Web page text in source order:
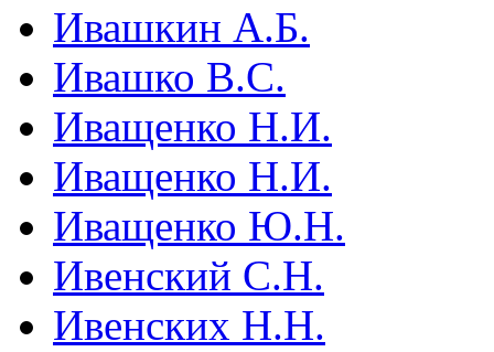
Ивашкин А.Б.
Ивашко В.С.
Иващенко Н.И.
Иващенко Н.И.
Иващенко Ю.Н.
Ивенский С.Н.
Ивенских Н.Н.